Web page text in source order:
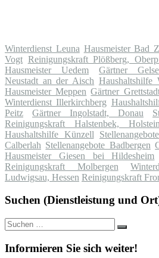
Winterdienst Leuna Hausmeister Bad
Vogt Reinigungskraft Plößberg,
Hausmeister Uedem
Gärtner
Neustadt an der Aisch Haushaltshilfe
Hausmeister Meppen Gärtner
Winterdienst Illerkirchberg
Peitz
Gärtner Ingolstadt, Donau
Reinigungskraft Halstenbek, Holstein
Haushaltshilfe Künzell
Calberlah Stellenangebote Badbergen
Hausmeister Giesen bei Hildesheim
Reinigungskraft Molbergen
Ludwigsau, Hessen Reinigungskraft
Suchen (Dienstleistung und
Suche
nach:
Suchen
Informieren Sie sich weiter!